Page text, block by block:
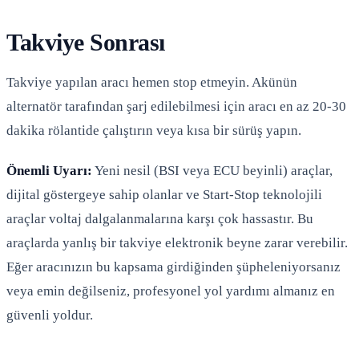
Takviye Sonrası
Takviye yapılan aracı hemen stop etmeyin. Akünün
alternatör tarafından şarj edilebilmesi için aracı en az 20-30
dakika rölantide çalıştırın veya kısa bir sürüş yapın.
Önemli Uyarı: Yeni nesil (BSI veya ECU beyinli) araçlar,
dijital göstergeye sahip olanlar ve Start-Stop teknolojili
araçlar voltaj dalgalanmalarına karşı çok hassastır. Bu
araçlarda yanlış bir takviye elektronik beyne zarar verebilir.
Eğer aracınızın bu kapsama girdiğinden şüpheleniyorsanız
veya emin değilseniz, profesyonel yol yardımı almanız en
güvenli yoldur.